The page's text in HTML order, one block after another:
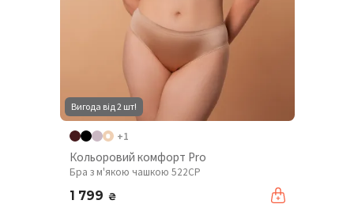
Вигода від 2 шт!
+1
Кольоровий комфорт Pro
Бра з м'якою чашкою 522CP
1 799 ₴